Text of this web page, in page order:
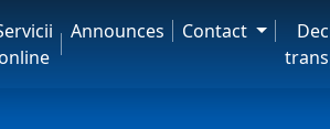
Announces Contact